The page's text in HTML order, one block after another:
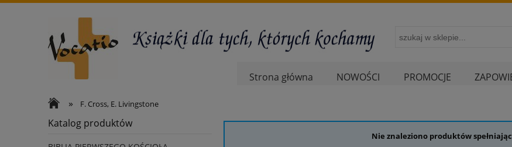
Strona główna NOWOŚCI PROMOCJE
» F. Cross, E. Livingstone
Katalog produktów
Nie znaleziono produktów